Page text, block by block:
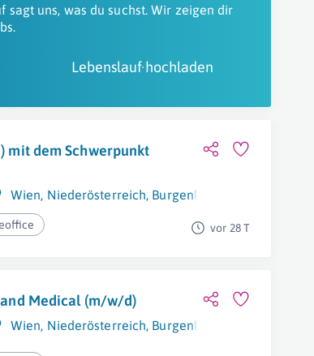
sagt uns, was du suchst. Wir zeigen dir
Lebenslauf hochladen
mit dem Schwerpunkt
Wien, Niederösterreich, Burgenland
vor 28 T
Medical (m/w/d)
Wien, Niederösterreich, Burgenland